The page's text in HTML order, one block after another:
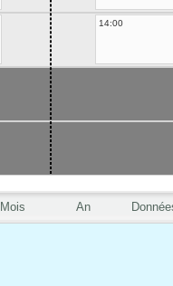
Mois An
14:00